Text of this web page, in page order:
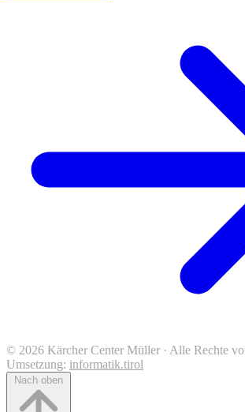
© 2026 Kärcher Center Müller · Alle Rechte
Umsetzung: informatik.tirol
Nach oben